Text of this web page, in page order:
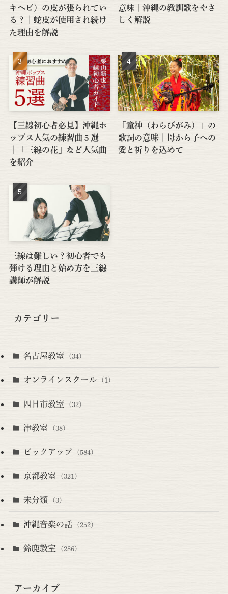
キヘビ）の皮が張られてい
る？│蛇皮が使用され続け
た理由を解説
意味｜沖縄の教訓歌をやさ
しく解説
【三線初心者必見】沖縄ポ
ップス人気の練習曲５選
│「三線の花」など人気曲
を紹介
「童神（わらびがみ）」の
歌詞の意味｜母から子への
愛と祈りを込めて
三線は難しい？初心者でも
弾ける理由と始め方を三線
講師が解説
カテゴリー
名古屋教室 (34)
オンラインスクール (1)
四日市教室 (32)
津教室 (38)
ピックアップ (584)
京都教室 (321)
未分類 (3)
沖縄音楽の話 (252)
鈴鹿教室 (286)
アーカイブ